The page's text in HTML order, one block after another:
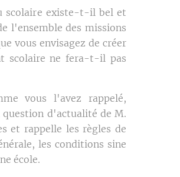
scolaire existe-t-il bel et
l'ensemble des missions
vous envisagez de créer
scolaire ne fera-t-il pas
vous l'avez rappelé,
question d'actualité de M.
et rappelle les règles de
les conditions sine
école.